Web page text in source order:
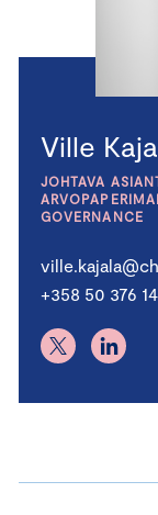
Ville
JOHTAVA
GOVERNANCE
+358 50 376